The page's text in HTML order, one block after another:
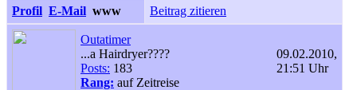
Profil E-Mail www Beitrag zitieren
Outatimer
...a Hairdryer????
Posts: 183
Rang: auf Zeitreise
09.02.2010,
21:51 Uhr